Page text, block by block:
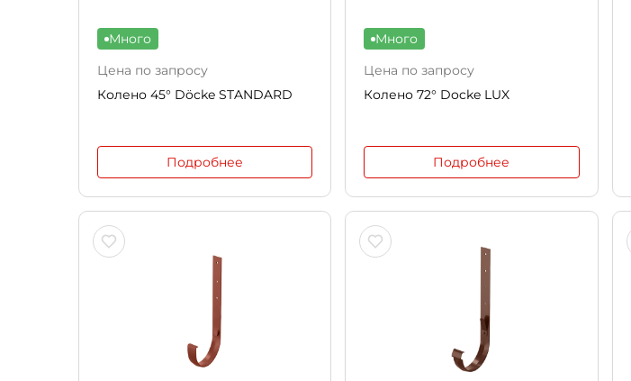
Много
Цена по запросу
Колено 45° Döcke STANDARD
Подробнее
Много
Цена по запросу
Колено 72° Docke LUX
Подробнее